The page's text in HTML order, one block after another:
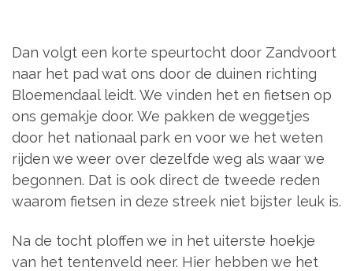
Dan volgt een korte speurtocht door Zandvoort
naar het pad wat ons door de duinen richting
Bloemendaal leidt. We vinden het en fietsen op
ons gemakje door. We pakken de weggetjes
door het nationaal park en voor we het weten
rijden we weer over dezelfde weg als waar we
begonnen. Dat is ook direct de tweede reden
waarom fietsen in deze streek niet bijster leuk is.
Na de tocht ploffen we in het uiterste hoekje
van het tentenveld neer. Hier hebben we het